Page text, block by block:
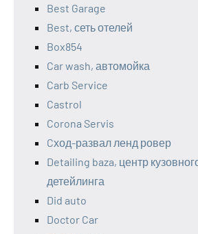
Best Garage
Best, сеть отелей
Box854
Car wash, автомойка
Carb Service
Castrol
Corona Servis
Cход-развал ленд ровер
Detailing baza, центр
детейлинга
Did auto
Doctor Car